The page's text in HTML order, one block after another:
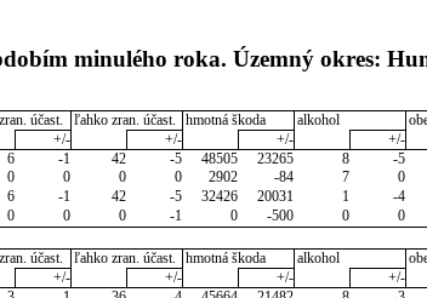
minulého roka. Územný okres:
účast. ľahko zran. účast. hmotná škoda alkohol
+/- +/- +/- +/-
6 -1 42 -5 48505 23265 8 -5
0 0 0 0 2902 -84 7 0
6 -1 42 -5 32426 20031 1 -4
0 0 0 -1 0 -500 0 0
účast. ľahko zran. účast. hmotná škoda alkohol
+/- +/- +/- +/-